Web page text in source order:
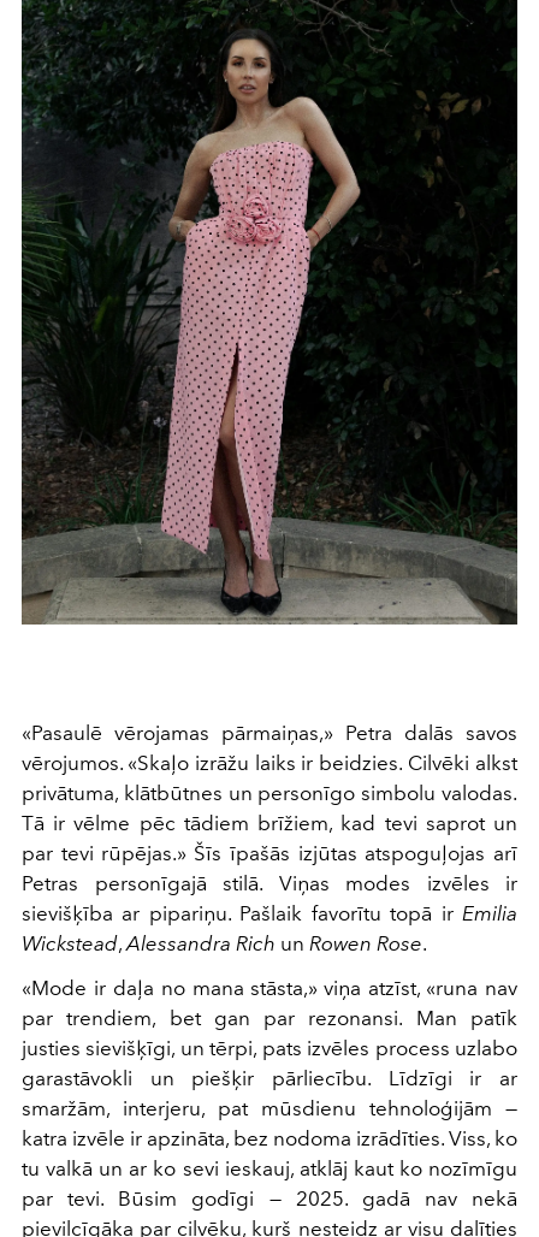
«Pasaulē vērojamas pārmaiņas,» Petra dalās savos
vērojumos. «Skaļo izrāžu laiks ir beidzies. Cilvēki alkst
privātuma, klātbūtnes un personīgo simbolu valodas.
Tā ir vēlme pēc tādiem brīžiem, kad tevi saprot un
par tevi rūpējas.» Šīs īpašās izjūtas atspoguļojas arī
Petras personīgajā stilā. Viņas modes izvēles ir
sievišķība ar pipariņu. Pašlaik favorītu topā ir Emilia
Wickstead, Alessandra Rich un Rowen Rose.
«Mode ir daļa no mana stāsta,» viņa atzīst, «runa nav
par trendiem, bet gan par rezonansi. Man patīk
justies sievišķīgi, un tērpi, pats izvēles process uzlabo
garastāvokli un piešķir pārliecību. Līdzīgi ir ar
smaržām, interjeru, pat mūsdienu tehnoloģijām —
katra izvēle ir apzināta, bez nodoma izrādīties. Viss, ko
tu valkā un ar ko sevi ieskauj, atklāj kaut ko nozīmīgu
par tevi. Būsim godīgi — 2025. gadā nav nekā
pievilcīgāka par cilvēku, kurš nesteidz ar visu dalīties